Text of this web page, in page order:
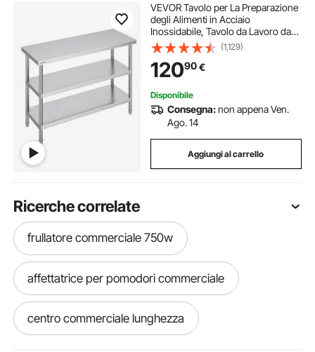
VEVOR Tavolo per La Preparazione
degli Alimenti in Acciaio
Inossidabile, Tavolo da Lavoro da
Cucina Commerciale 457 x 1219 x
864 mm 2 Ripiani Inferiori
Regolabili, per Barbecue, Cucina,
Casa, Garage
(1,129)
12090€
Disponibile
Consegna:non appena Ven.
Ago. 14
Aggiungi al carrello
Ricerche correlate
frullatore commerciale 750w
affettatrice per pomodori commerciale
centro commerciale lunghezza